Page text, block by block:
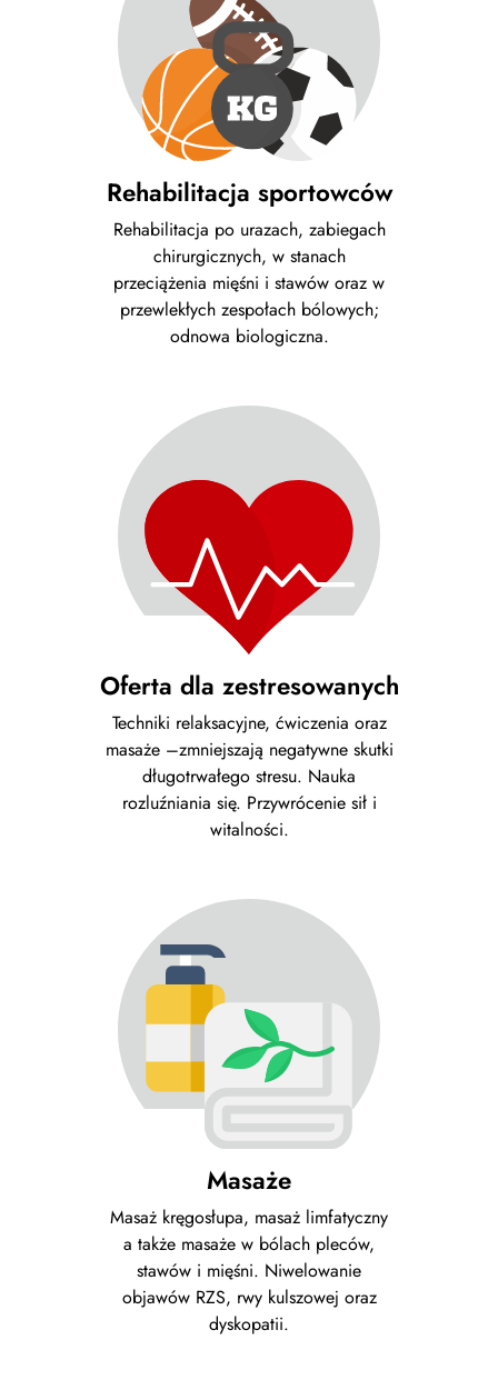
Rehabilitacja sportowców
Rehabilitacja po urazach, zabiegach
chirurgicznych, w stanach
przeciążenia mięśni i stawów oraz w
przewlekłych zespołach bólowych;
odnowa biologiczna.
Oferta dla zestresowanych
Techniki relaksacyjne, ćwiczenia oraz
masaże –zmniejszają negatywne skutki
długotrwałego stresu. Nauka
rozluźniania się. Przywrócenie sił i
witalności.
Masaże
Masaż kręgosłupa, masaż limfatyczny
a także masaże w bólach pleców,
stawów i mięśni. Niwelowanie
objawów RZS, rwy kulszowej oraz
dyskopatii.